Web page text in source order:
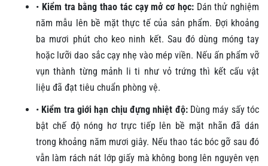
• Kiểm tra bằng thao tác cạy mở cơ học:Dán thử nghiệm
năm mẫu lên bề mặt thực tế của sản phẩm. Đợi khoảng
ba mươi phút cho keo ninh kết. Sau đó dùng móng tay
hoặc lưỡi dao sắc cạy nhẹ vào mép viền. Nếu ấn phẩm vỡ
vụn thành từng mảnh li ti như vỏ trứng thì kết cấu vật
liệu đã đạt tiêu chuẩn phòng vệ.
• Kiểm tra giới hạn chịu đựng nhiệt độ:Dùng máy sấy tóc
bật chế độ nóng hơ trực tiếp lên bề mặt nhãn đã dán
trong khoảng năm mươi giây. Nếu thao tác bóc gỡ sau đó
vẫn làm rách nát lớp giấy mà không bong lên nguyên vẹn